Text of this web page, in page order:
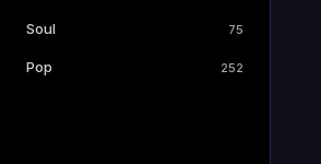
Soul 75
Pop 252